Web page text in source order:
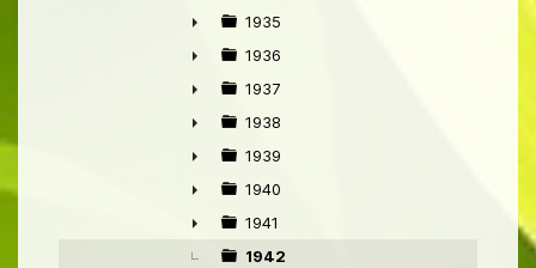
►
►
1935
►
1936
►
1937
►
1938
►
1939
►
1940
►
1941
1942